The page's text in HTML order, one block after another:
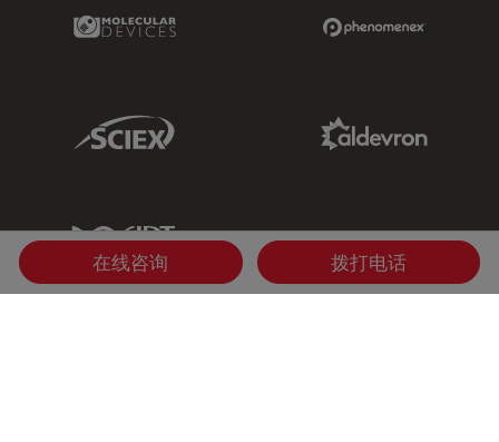
Molecular Devices Link
Sciex Link
IDT Link
在线咨询 拨打电话